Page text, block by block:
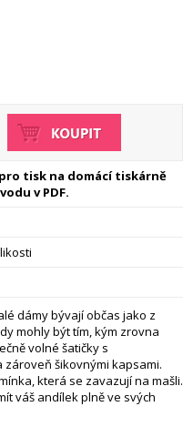
tisk na domácí tiskárně
v PDF.
dámy bývají občas jako z
mohly být tím, kým zrovna
volné šatičky s
šikovnými kapsami.
která se zavazují na mašli.
váš andílek plně ve svých